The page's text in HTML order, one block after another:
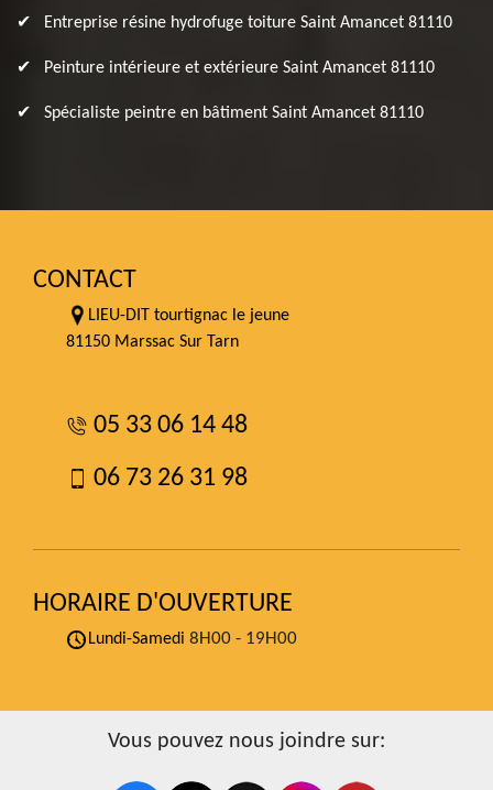
Entreprise résine hydrofuge toiture Saint Amancet 81110
Peinture intérieure et extérieure Saint Amancet 81110
Spécialiste peintre en bâtiment Saint Amancet 81110
CONTACT
LIEU-DIT tourtignac le jeune
81150 Marssac Sur Tarn
05 33 06 14 48
06 73 26 31 98
HORAIRE D'OUVERTURE
Lundi-Samedi 8H00 - 19H00
Vous pouvez nous joindre sur: